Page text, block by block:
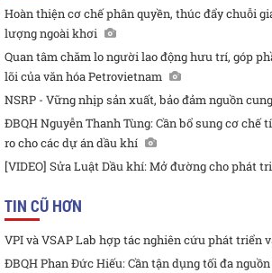
Hoàn thiện cơ chế phân quyền, thúc đẩy chuỗi
lượng ngoài khơi
Quan tâm chăm lo người lao động hưu trí, góp
lõi của văn hóa Petrovietnam
NSRP - Vững nhịp sản xuất, bảo đảm nguồn
ĐBQH Nguyễn Thanh Tùng: Cần bổ sung cơ chế
ro cho các dự án dầu khí
[VIDEO] Sửa Luật Dầu khí: Mở đường cho phát
TIN CŨ HƠN
VPI và VSAP Lab hợp tác nghiên cứu phát triển
ĐBQH Phan Đức Hiếu: Cần tận dụng tối đa